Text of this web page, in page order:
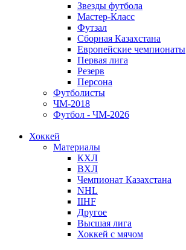
Звезды футбола
Мастер-Класс
Футзал
Сборная Казахстана
Европейские чемпионаты
Первая лига
Резерв
Персона
Футболисты
ЧМ-2018
Футбол - ЧМ-2026
Хоккей
Материалы
КХЛ
ВХЛ
Чемпионат Казахстана
NHL
IIHF
Другое
Высшая лига
Хоккей с мячом